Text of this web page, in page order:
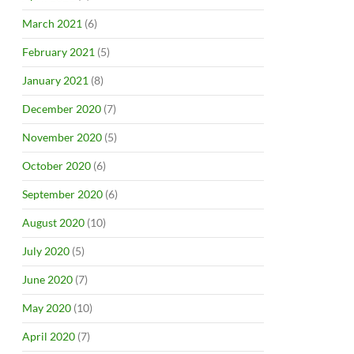
March 2021 (6)
February 2021 (5)
January 2021 (8)
December 2020 (7)
November 2020 (5)
October 2020 (6)
September 2020 (6)
August 2020 (10)
July 2020 (5)
June 2020 (7)
May 2020 (10)
April 2020 (7)